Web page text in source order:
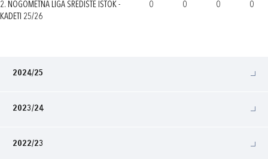
2. NOGOMETNA LIGA SREDIŠTE ISTOK -
KADETI 25/26
0 0 0 0
2024/25
2023/24
2022/23